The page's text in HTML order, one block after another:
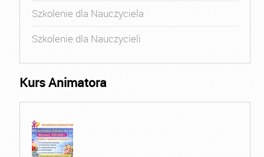
Szkolenie dla Nauczyciela
Szkolenie dla Nauczycieli
Kurs Animatora